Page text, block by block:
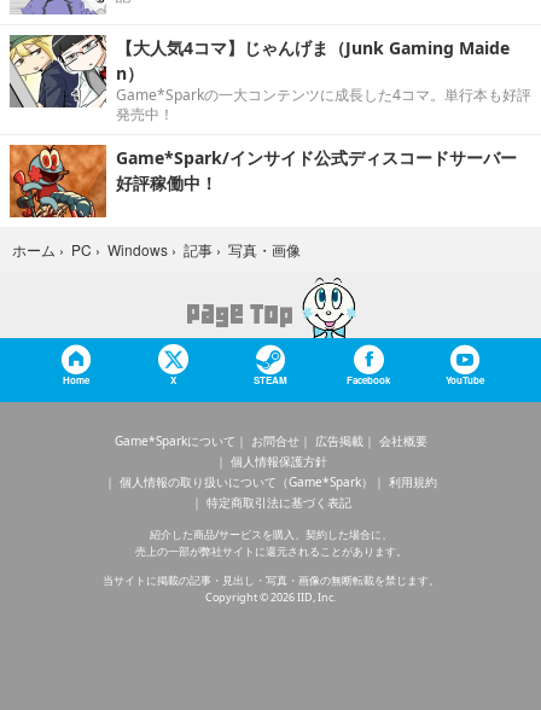
【大人気4コマ】じゃんげま（Junk Gaming Maide
n）
Game*Sparkの一大コンテンツに成長した4コマ。単行本も好評
発売中！
Game*Spark/インサイド公式ディスコードサーバー
好評稼働中！
ホーム › PC › Windows › 記事 › 写真・画像
Home X STEAM Facebook YouTube
Game*Sparkについて お問合せ 広告掲載
会社概要
個人情報保護方針
個人情報の取り扱いについて（Game*Spark）
利用規約
特定商取引法に基づく表記
紹介した商品/サービスを購入、契約した場合に、
売上の一部が弊社サイトに還元されることがあります。
当サイトに掲載の記事・見出し・写真・画像の無断転載を禁じます。
Copyright © 2026 IID, Inc.